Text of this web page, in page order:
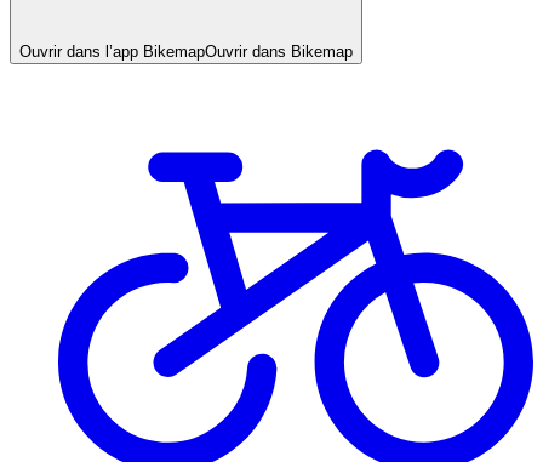
Ouvrir dans l’app BikemapOuvrir dans Bikemap